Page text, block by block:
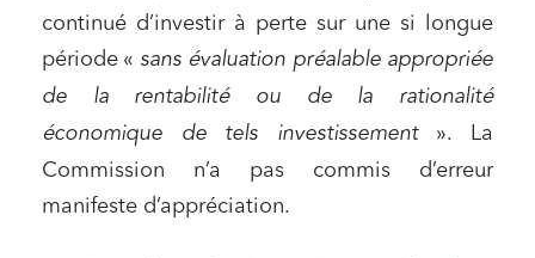
continué d’investir à perte sur une si longue
période « sans évaluation préalable appropriée
de la rentabilité ou de la rationalité
économique de tels investissement ». La
Commission n’a pas commis d’erreur
manifeste d’appréciation.